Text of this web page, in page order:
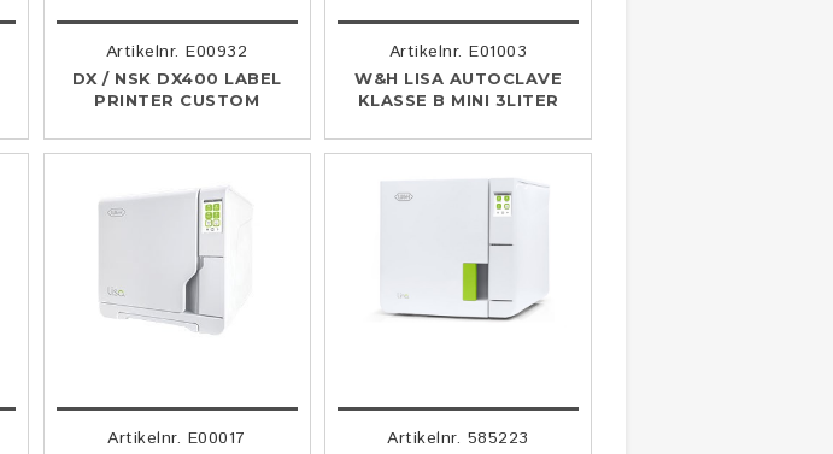
Artikelnr. E00932
DX / NSK DX400 LABEL
PRINTER CUSTOM
Artikelnr. E01003
W&H LISA AUTOCLAVE
KLASSE B MINI 3LITER
Artikelnr. E00017 Artikelnr. 585223